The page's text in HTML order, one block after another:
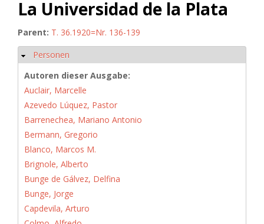
La Universidad de la Plata
Parent: T. 36.1920=Nr. 136-139
Hide
Personen
Autoren dieser Ausgabe:
Auclair, Marcelle
Azevedo Lúquez, Pastor
Barrenechea, Mariano Antonio
Bermann, Gregorio
Blanco, Marcos M.
Brignole, Alberto
Bunge de Gálvez, Delfina
Bunge, Jorge
Capdevila, Arturo